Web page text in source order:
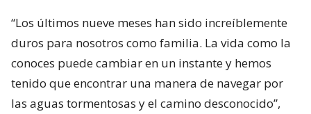
“Los últimos nueve meses han sido increíblemente
duros para nosotros como familia. La vida como la
conoces puede cambiar en un instante y hemos
tenido que encontrar una manera de navegar por
las aguas tormentosas y el camino desconocido”,